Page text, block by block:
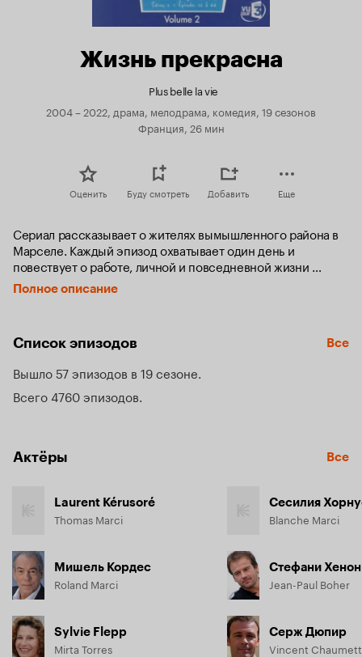
Жизнь прекрасна
Plus belle la vie
2004 – 2022, драма, мелодрама, комедия, 19 сезонов
Франция, 26 мин
Оценить Буду смотреть Добавить Еще
Сериал рассказывает о жителях вымышленного района в
Марселе. Каждый эпизод охватывает один день и
повествует о работе, личной и повседневной жизни
героев. Действие из квартир перемещается в среднюю
школу, больницу, здание суда, тюрьму, парк, бар и
Полное описание
Список эпизодов Все
Вышло 57 эпизодов в 19 сезоне
Всего 4760 эпизодов
Актёры Все
Laurent Kérusoré
Thomas Marci
Мишель Кордес
Roland Marci
Sylvie Flepp
Mirta Torres
Сесилия
Blanche Marci
Стефани Хенон
Jean-Paul Boher
Серж Дюпир
Vincent